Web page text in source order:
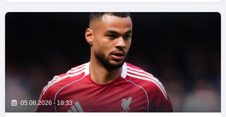
05.08.2026 - 18:33